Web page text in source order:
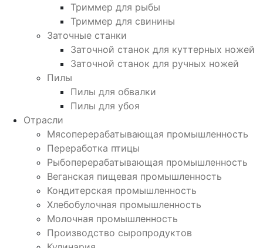
Триммер для рыбы
Триммер для свинины
Заточные станки
Заточной станок для куттерных ножей
Заточной станок для ручных ножей
Пилы
Пилы для обвалки
Пилы для убоя
Отрасли
Мясоперерабатывающая промышленность
Переработка птицы
Рыбоперерабатывающая промышленность
Веганская пищевая промышленность
Кондитерская промышленность
Хлебобулочная промышленность
Молочная промышленность
Производство сыропродуктов